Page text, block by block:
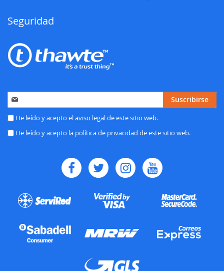
Seguridad
Inscríbase
a
nuestro
de
Suscribirse
He leído y acepto elaviso legalde este sitio web.
He leído y acepto la política de privacidad de este sitio web.